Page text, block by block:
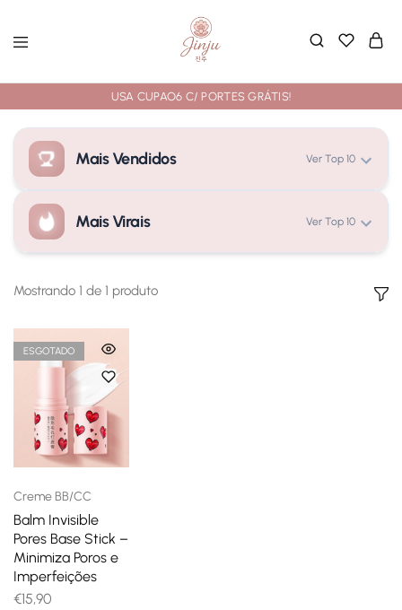
USA CUPAO6 C/ PORTES GRÁTIS!
Mais Vendidos Ver Top 10
Mais Virais Ver Top 10
A carregar classificações...
Mostrando 1 de 1 produto
ESGOTADO
Creme BB/CC
Balm Invisible
Pores Base Stick –
Minimiza Poros e
Imperfeições
€15,90